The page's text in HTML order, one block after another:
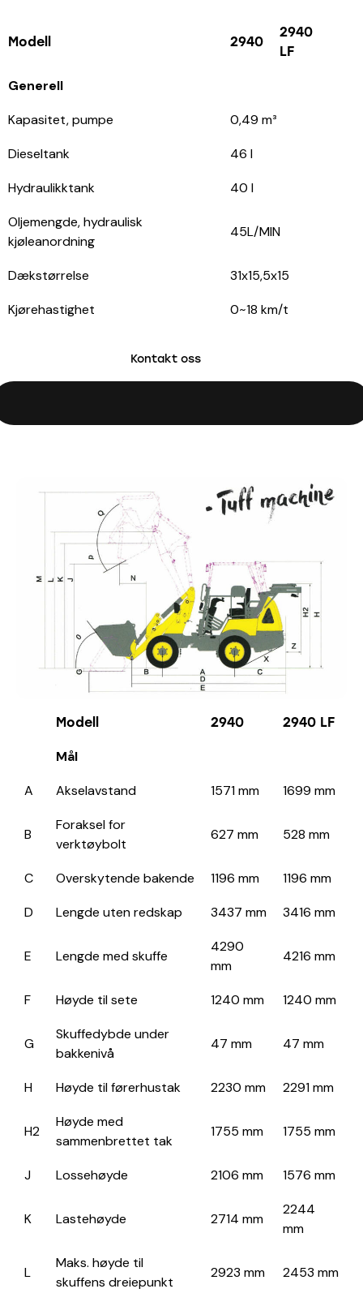
Modell 2940
2940
LF
Generell
Kapasitet, pumpe
0,49 m³
Dieseltank
46 l
Hydraulikktank
40 l
Oljemengde, hydraulisk
kjøleanordning
45L/MIN
Dækstørrelse
31x15,5x15
Kjørehastighet
0~18 km/t
Kontakt oss
Modell 2940 2940 LF
Mål
A
Akselavstand 1571 mm 1699 mm
B
Foraksel for
verktøybolt
627 mm 528 mm
C Overskytende bakende 1196 mm
1196 mm
D
Lengde uten redskap 3437 mm 3416 mm
E Lengde med skuffe
4290
mm
4216 mm
F Høyde til sete 1240 mm 1240 mm
G
Skuffedybde under
bakkenivå
47 mm 47 mm
H Høyde til førerhustak 2230 mm 2291 mm
H2
Høyde med
sammenbrettet tak
1755 mm 1755 mm
J Lossehøyde 2106 mm 1576 mm
K Lastehøyde 2714 mm
2244
mm
L
Maks. høyde til
skuffens dreiepunkt
2923 mm 2453 mm